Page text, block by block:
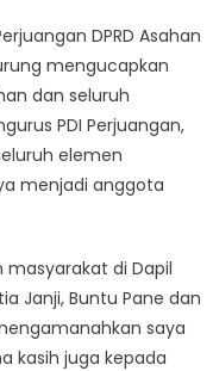
DPRD Asahan
mengucapkan
dan seluruh
PDI Perjuangan,
elemen
menjadi anggota
masyarakat di Dapil
Janji, Buntu Pane dan
saya
kasih juga kepada